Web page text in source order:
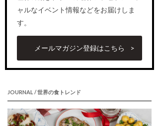
ャルなイベント情報などをお届けしま
す。
メールマガジン登録はこちら
JOURNAL / 世界の食トレンド